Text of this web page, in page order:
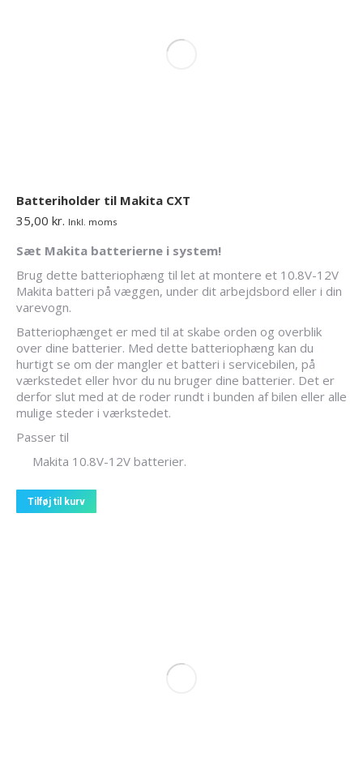
Batteriholder til Makita CXT
35,00 kr. Inkl. moms
Sæt Makita batterierne i system!
Brug dette batteriophæng til let at montere et 10.8V-12V
Makita batteri på væggen, under dit arbejdsbord eller i din
varevogn.
Batteriophænget er med til at skabe orden og overblik
over dine batterier. Med dette batteriophæng kan du
hurtigt se om der mangler et batteri i servicebilen, på
værkstedet eller hvor du nu bruger dine batterier. Det er
derfor slut med at de roder rundt i bunden af bilen eller alle
mulige steder i værkstedet.
Passer til
Makita 10.8V-12V batterier.
Tilføj til kurv